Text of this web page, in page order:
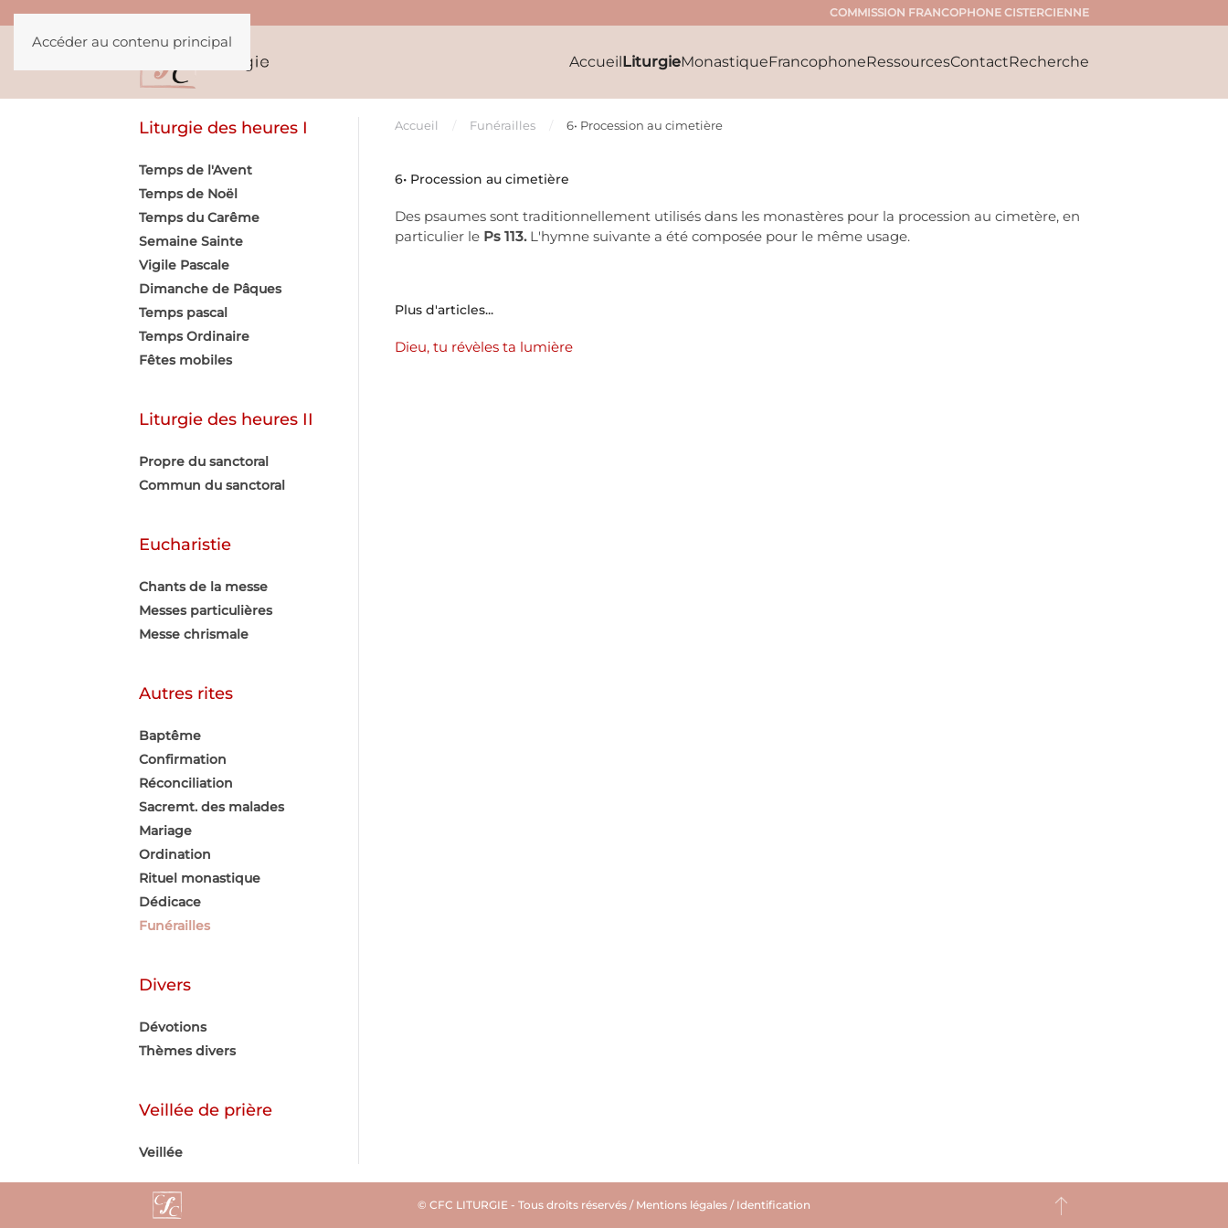
Accéder au contenu principal
COMMISSION FRANCOPHONE CISTERCIENNE
AccueilLiturgieMonastiqueFrancophoneRessourcesContactRecherche
Accueil Funérailles 6• Procession au cimetière
6• Procession au cimetière
Des psaumes sont traditionnellement utilisés dans les monastères pour la procession au cimetère, en
particulier le Ps 113.L'hymne suivante a été composée pour le même usage.
Plus d'articles...
Dieu, tu révèles ta lumière
Liturgie des heures I
Temps de l'Avent
Temps de Noël
Temps du Carême
Semaine Sainte
Vigile Pascale
Dimanche de Pâques
Temps pascal
Temps Ordinaire
Fêtes mobiles
Liturgie des heures II
Propre du sanctoral
Commun du sanctoral
Eucharistie
Chants de la messe
Messes particulières
Messe chrismale
Autres rites
Baptême
Confirmation
Réconciliation
Sacremt. des malades
Mariage
Ordination
Rituel monastique
Dédicace
Funérailles
Divers
Dévotions
Thèmes divers
Veillée de prière
Veillée
© CFC LITURGIE - Tous droits réservés / Mentions légales / Identification